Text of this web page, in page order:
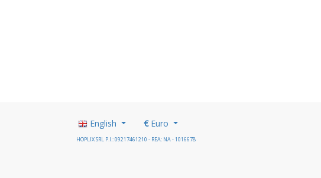
English €Euro
HOPLIX SRL P.I.: 09217461210 - REA: NA - 1016678